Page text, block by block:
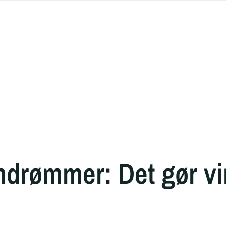
Det gør